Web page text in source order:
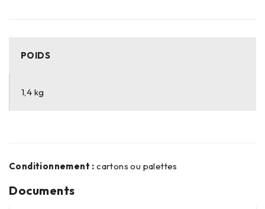
POIDS
1,4 kg
Conditionnement : cartons ou palettes
Documents